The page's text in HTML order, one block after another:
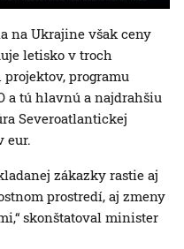
na Ukrajine však ceny
letisko v troch
programu
a tú hlavnú a najdrahšiu
Severoatlantickej
eur.
zákazky rastie aj
prostredí, aj zmeny
skonštatoval minister